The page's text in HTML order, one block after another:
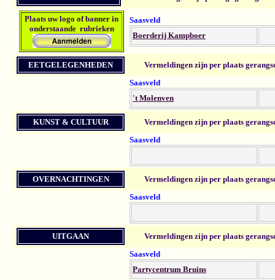
Plaats uw logo of banner in
onderstaande rubrieken
Saasveld
Boerderij Kampboer
EETGELEGENHEDEN
Vermeldingen zijn per plaats
Saasveld
't Molenven
KUNST & CULTUUR
Vermeldingen zijn per plaats
Saasveld
OVERNACHTINGEN
Vermeldingen zijn per plaats
Saasveld
UITGAAN
Vermeldingen zijn per plaats
Saasveld
Partycentrum Bruins